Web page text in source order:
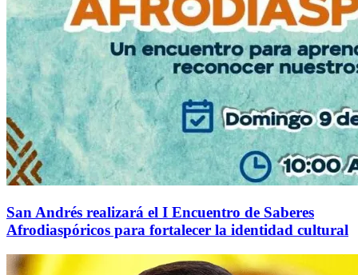
San Andrés realizará el I Encuentro de Saberes
Afrodiaspóricos para fortalecer la identidad cultural